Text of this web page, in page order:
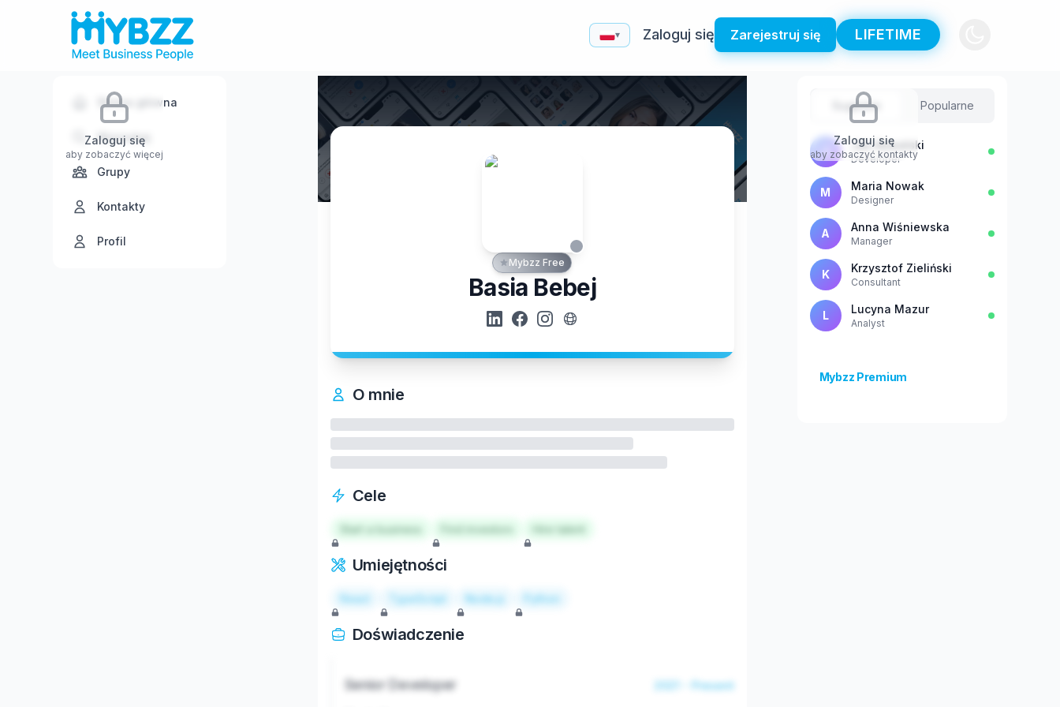
▾ Zaloguj się Zarejestruj się LIFETIME
Zaloguj się
aby zobaczyć więcej
Strona główna
Wyszukaj
Grupy
Kontakty
Profil
Mybzz Free
Basia Bebej
O mnie
Cele
Start a business Hire talent
Umiejętności
React TypeScript Node.js Python
Doświadczenie
Senior Developer 2021 - Present
Zaloguj się
aby zobaczyć kontakty
Sugestie Popularne
J Jan Kowalski
Developer
M Maria Nowak
Designer
A Anna Wiśniewska
Manager
K Krzysztof Zieliński
Consultant
L Lucyna Mazur
Analyst
Mybzz Premium